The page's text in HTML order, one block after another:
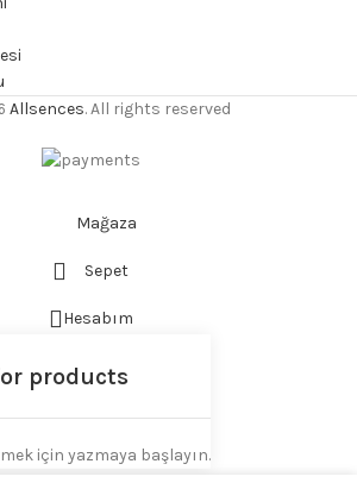
Allsences. All rights reserved
için yazmaya başlayın.
Mağaza
Sepet
Hesabım